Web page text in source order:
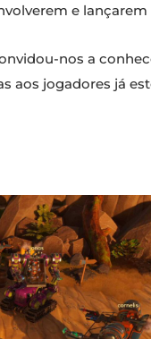
e
nos a
aos jogadores já